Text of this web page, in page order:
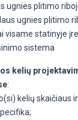
ugnies plitimo
ugnies plitimo
visame statinyje
sistema
kelių
:
kelių skaičiaus